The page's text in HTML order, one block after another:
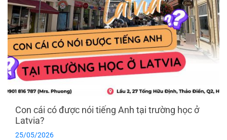
Con cái có được nói tiếng Anh tại trường học ở
Latvia?
25/05/2026